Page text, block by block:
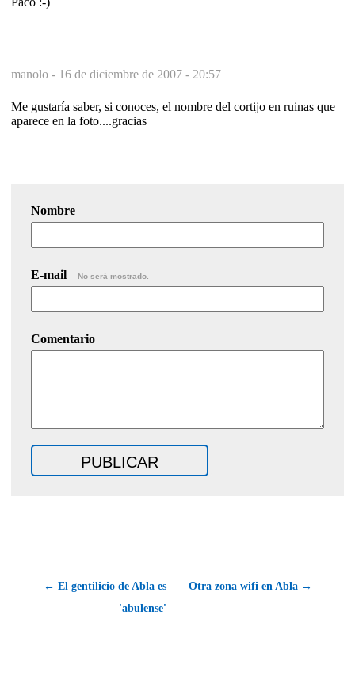
manolo - 16 de diciembre de 2007 - 20:57
Me gustaría saber, si conoces, el nombre del cortijo en ruinas que
aparece en la foto....gracias
Nombre
E-mail No será mostrado.
Comentario
← El gentilicio de Abla es
'abulense'
Otra zona wifi en Abla →